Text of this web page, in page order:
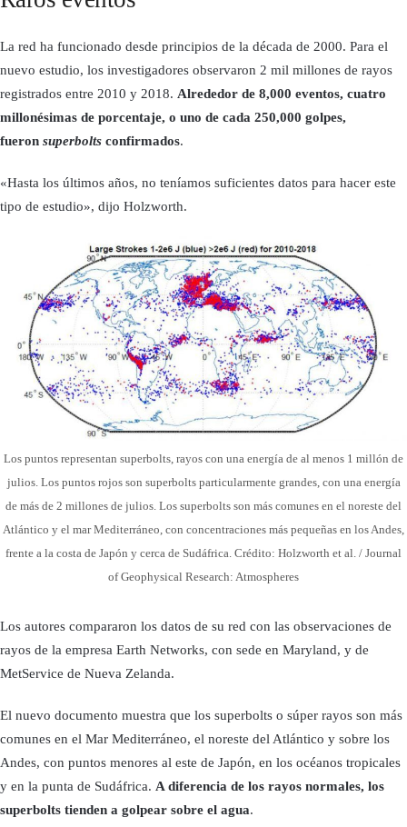
La red ha funcionado desde principios de la década de 2000. Para el
nuevo estudio, los investigadores observaron 2 mil millones de rayos
registrados entre 2010 y 2018. Alrededor de 8,000 eventos, cuatro
millonésimas de porcentaje, o uno de cada 250,000 golpes,
fueron superbolts confirmados.
«Hasta los últimos años, no teníamos suficientes datos para hacer este
tipo de estudio», dijo Holzworth.
Los puntos representan superbolts, rayos con una energía de al menos 1 millón de
julios. Los puntos rojos son superbolts particularmente grandes, con una energía
de más de 2 millones de julios. Los superbolts son más comunes en el noreste del
Atlántico y el mar Mediterráneo, con concentraciones más pequeñas en los Andes,
frente a la costa de Japón y cerca de Sudáfrica. Crédito: Holzworth et al. / Journal
of Geophysical Research: Atmospheres
Los autores compararon los datos de su red con las observaciones de
rayos de la empresa Earth Networks, con sede en Maryland, y de
MetService de Nueva Zelanda.
El nuevo documento muestra que los superbolts o súper rayos son más
comunes en el Mar Mediterráneo, el noreste del Atlántico y sobre los
Andes, con puntos menores al este de Japón, en los océanos tropicales
y en la punta de Sudáfrica. A diferencia de los rayos normales, los
superbolts tienden a golpear sobre el agua.